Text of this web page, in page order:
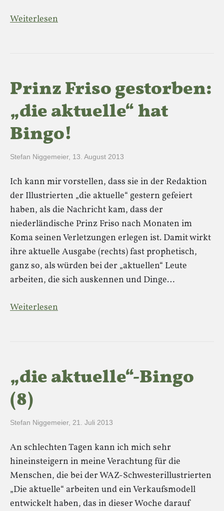
Weiterlesen
Prinz Friso gestorben:
„die aktuelle“ hat
Bingo!
Stefan Niggemeier, 13. August 2013
Ich kann mir vorstellen, dass sie in der Redaktion
der Illustrierten „die aktuelle“ gestern gefeiert
haben, als die Nachricht kam, dass der
niederländische Prinz Friso nach Monaten im
Koma seinen Verletzungen erlegen ist. Damit wirkt
ihre aktuelle Ausgabe (rechts) fast prophetisch,
ganz so, als würden bei der „aktuellen“ Leute
arbeiten, die sich auskennen und Dinge…
Weiterlesen
„die aktuelle“-Bingo
(8)
Stefan Niggemeier, 21. Juli 2013
An schlechten Tagen kann ich mich sehr
hineinsteigern in meine Verachtung für die
Menschen, die bei der WAZ-Schwesterillustrierten
„Die aktuelle“ arbeiten und ein Verkaufsmodell
entwickelt haben, das in dieser Woche darauf